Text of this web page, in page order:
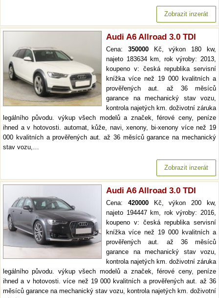
Zobrazit inzerát
Audi A6 Allroad 3.0 TDI
Cena: 350000Kč, výkon 180 kw,
najeto 183634 km, rok výroby: 2013,
koupeno v: česká republika servisní
knížka více než 19 000 kvalitních a
prověřených aut. až 36 měsíců
garance na mechanický stav vozu,
kontrola najetých km. doživotní záruka
legálního původu. výkup všech modelů a značek, férové ceny, peníze
ihned a v hotovosti. automat, kůže, navi, xenony, bi-xenony více než 19
000 kvalitních a prověřených aut. až 36 měsíců garance na mechanický
stav vozu,…
Zobrazit inzerát
Audi A6 Allroad 3.0 TDI
Cena: 420000Kč, výkon 200 kw,
najeto 194447 km, rok výroby: 2016,
koupeno v: česká republika servisní
knížka více než 19 000 kvalitních a
prověřených aut. až 36 měsíců
garance na mechanický stav vozu,
kontrola najetých km. doživotní záruka
legálního původu. výkup všech modelů a značek, férové ceny, peníze
ihned a v hotovosti. více než 19 000 kvalitních a prověřených aut. až 36
měsíců garance na mechanický stav vozu, kontrola najetých km. doživotní